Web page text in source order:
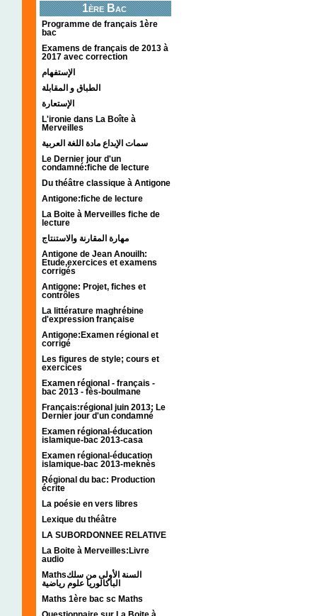
1ère Bac
Programme de français 1ère
bac
Examens de français de 2013 à
2017 avec correction
الإستفهام
الطباق و المقابلة
الإستعارة
L'ironie dans La Boîte à
Merveilles
سمات الإبداع مادة اللغة العربية
Le Dernier jour d'un
condamné:fiche de lecture
Du théâtre classique à Antigone
Antigone:fiche de lecture
La Boite à Merveilles fiche de
lecture
مهارة المقارنة والاستنتاج
Antigone de Jean Anouilh:
Etude,exercices et examens
corrigés
Antigone: Projet, fiches et
contrôles
La littérature maghrébine
d'expression française
Antigone:Examen régional et
corrigé
Les figures de style; cours et
exercices
Examen régional - français -
bac 2013 - fès-boulmane
Français:régional juin 2013; Le
Dernier jour d'un condamné
Examen régional-éducation
islamique-bac 2013-casa
Examen régional-éducation
islamique-bac 2013-meknès
Régional du bac: Production
écrite
La poésie en vers libres
Lexique du théâtre
LA SUBORDONNEE RELATIVE
La Boite à Merveilles:Livre
audio
Mathsالسنة الأولى من سلك
الباكالوريا علوم رياضية
Maths 1ère bac sc Maths